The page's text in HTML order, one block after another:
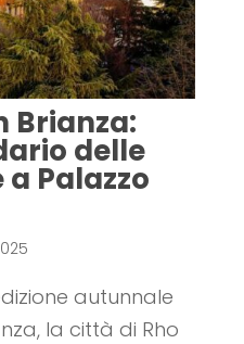
Brianza:
delle
Palazzo
autunnale
la città di Rho